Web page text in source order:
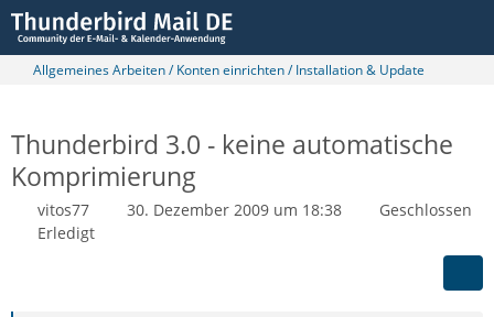
Allgemeines Arbeiten / Konten einrichten / Installation & Update
Thunderbird 3.0 - keine automatische
Komprimierung
vitos77 30. Dezember 2009 um 18:38
Geschlossen
Erledigt